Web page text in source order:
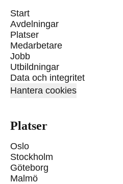
Start
Avdelningar
Platser
Medarbetare
Jobb
Utbildningar
Data och integritet
Hantera cookies
Platser
Oslo
Stockholm
Göteborg
Malmö